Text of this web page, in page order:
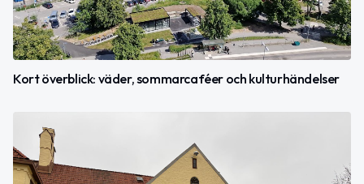
Kort överblick: väder, sommarcaféer och kulturhändelser